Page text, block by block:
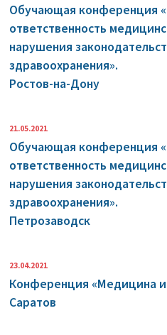
Обучающая конференция
ответственность
нарушения
здравоохранения».
Ростов-на-Дону
21.05.2021
Обучающая конференция
ответственность
нарушения
здравоохранения».
Петрозаводск
23.04.2021
Конференция «Медицина
Саратов